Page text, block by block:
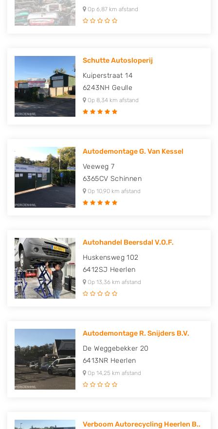
Op 6,87 km afstand
Schutte Autosloperij
Kuiperstraat 14
6243NH Geulle
Op 8,34 km afstand
Autodemontage G. Van Kessel
Veeweg 7
6365CV Schinnen
Op 10,90 km afstand
Autohandel Beersdal V.O.F.
Huskensweg 102
6412SJ Heerlen
Op 13,36 km afstand
Autodemontage R. Snijders B.V.
De Weggebekker 20
6413NR Heerlen
Op 14,25 km afstand
Verboom Autorecycling Heerlen B..